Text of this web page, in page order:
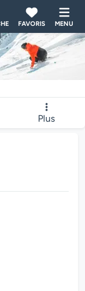
FAVORIS MENU
Plus